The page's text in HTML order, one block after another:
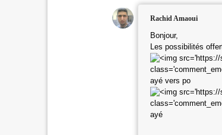
Rachid Amaoui
Bonjour,
Les possibilités
ayé vers po
ayé